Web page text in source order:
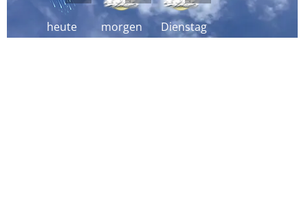
heute morgen Dienstag